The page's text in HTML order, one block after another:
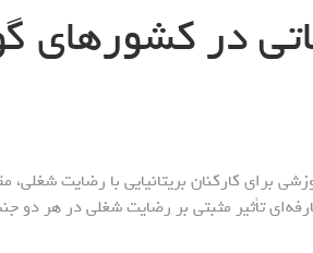
در کشورهای
برای کارکنان بریتانیایی با رضایت شغلی،
تأثیر مثبتی بر رضایت شغلی در هر دو